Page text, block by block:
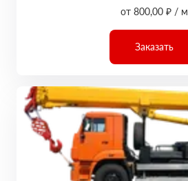
от 800,00 ₽ / м
Заказать